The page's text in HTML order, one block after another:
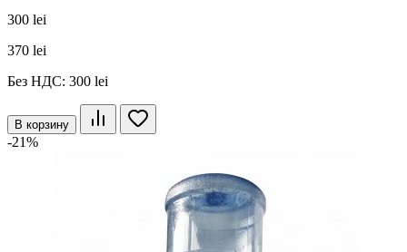
300 lei
370 lei
Без НДС: 300 lei
В корзину
-21%